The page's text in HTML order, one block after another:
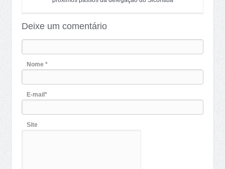
Deixe um comentário
Nome *
E-mail*
Site